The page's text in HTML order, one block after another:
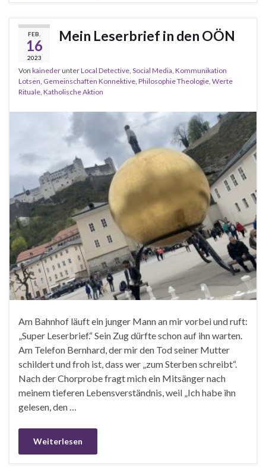
FEB.
16
2023
Mein Leserbrief in den OÖN
Von kainederunterLocal Detective Social Media Kommunikation
Lotsen Gemeinschaften Konnektive Philosophie Theologie Werte
Rituale Katholische Aktion
Am Bahnhof läuft ein junger Mann an mir vorbei und ruft:
„Super Leserbrief.“ Sein Zug dürfte schon auf ihn warten.
Am Telefon Bernhard, der mir den Tod seiner Mutter
schildert und froh ist, dass wer „zum Sterben schreibt“.
Nach der Chorprobe fragt mich ein Mitsänger nach
meinem tieferen Lebensverständnis, weil „Ich habe ihn
gelesen, den …
Weiterlesen